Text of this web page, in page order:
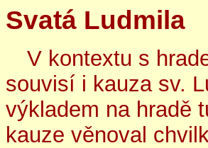
Svatá Ludmila
V kontextu s
souvisí i kauza sv.
výkladem na hradě
kauze věnoval